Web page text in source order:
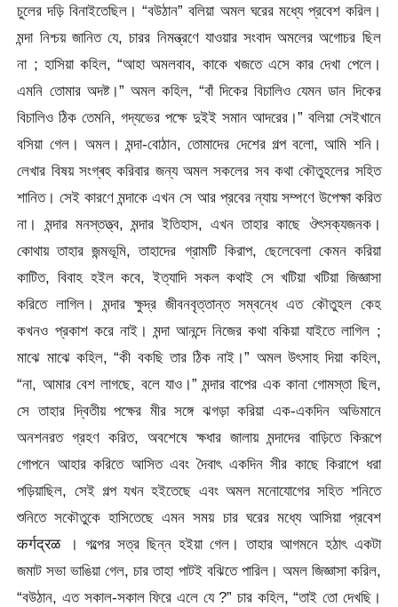
চুলের দড়ি বিনাইতেছিল। “বউঠান” বলিয়া অমল ঘরের মধ্যে প্রবেশ করিল।
মন্দা নিশ্চয় জানিত যে, চারর নিমন্ত্রণে যাওয়ার সংবাদ অমলের অগোচর ছিল
না ; হাসিয়া কহিল, “আহা অমলবাব, কাকে খজতে এসে কার দেখা পেলে।
এমনি তোমার অদষ্ট।” অমল কহিল, “বাঁ দিকের বিচালিও যেমন ডান দিকের
বিচালিও ঠিক তেমনি, গদ্যভের পক্ষে দুইই সমান আদরের।” বলিয়া সেইখানে
বসিয়া গেল। অমল। মন্দা-বোঠান, তোমাদের দেশের গল্প বলো, আমি শনি।
লেখার বিষয় সংগ্ৰহ করিবার জন্য অমল সকলের সব কথা কৌতুহলের সহিত
শানিত। সেই কারণে মন্দাকে এখন সে আর প্রবের ন্যায় সম্পণে উপেক্ষা করিত
না। মন্দার মনস্তত্ত্ব, মন্দার ইতিহাস, এখন তাহার কাছে ঔৎসক্যজনক।
কোথায় তাহার জন্মভূমি, তাহাদের গ্রামটি কিরাপ, ছেলেবেলা কেমন করিয়া
কাটিত, বিবাহ হইল কবে, ইত্যাদি সকল কথাই সে খটিয়া খটিয়া জিজ্ঞাসা
করিতে লাগিল। মন্দার ক্ষুদ্র জীবনবৃত্তান্ত সম্বন্ধে এত কৌতুহল কেহ
কখনও প্রকাশ করে নাই। মন্দা আনন্দে নিজের কথা বকিয়া যাইতে লাগিল ;
মাঝে মাঝে কহিল, “কী বকছি তার ঠিক নাই।” অমল উৎসাহ দিয়া কহিল,
“না, আমার বেশ লাগছে, বলে যাও।” মন্দার বাপের এক কানা গোমস্তা ছিল,
সে তাহার দ্বিতীয় পক্ষের মীর সঙ্গে ঝগড়া করিয়া এক-একদিন অভিমানে
অনশনরত গ্রহণ করিত, অবশেষে ক্ষধার জালায় মন্দাদের বাড়িতে কিরূপে
গোপনে আহার করিতে আসিত এবং দৈবাৎ একদিন সীর কাছে কিরাপে ধরা
পড়িয়াছিল, সেই গল্প যখন হইতেছে এবং অমল মনোযোগের সহিত শনিতে
শুনিতে সকৌতুকে হাসিতেছে এমন সময় চার ঘরের মধ্যে আসিয়া প্রবেশ
कर्गद्रळ । গল্পের সত্র ছিন্ন হইয়া গেল। তাহার আগমনে হঠাৎ একটা
জমাট সভা ভাঙিয়া গেল, চার তাহা পাটই বঝিতে পারিল। অমল জিজ্ঞাসা করিল,
“বউঠান, এত সকাল-সকাল ফিরে এলে যে ?” চার কহিল, “তাই তো দেখছি।